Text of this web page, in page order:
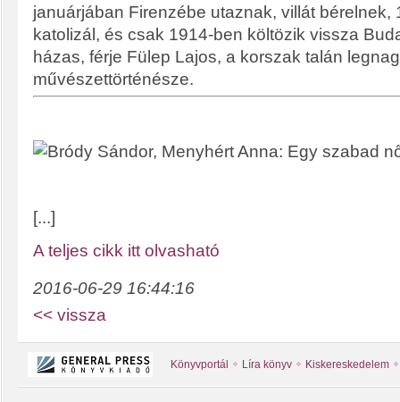
januárjában Firenzébe utaznak, villát bérelnek,
katolizál, és csak 1914-ben költözik vissza
házas, férje Fülep Lajos, a korszak talán
művészettörténésze.
[...]
A teljes cikk itt olvasható
2016-06-29 16:44:16
<< vissza
Könyvportál Líra könyv Kiskereskedelem